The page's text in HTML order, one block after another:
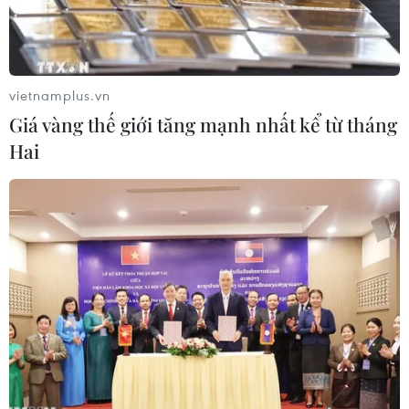
(Nguồn: Getty images)
Canxi là một khoáng chất thiết yếu cho sự phát
triển và duy trì sức khỏe. Việc thiếu canxi có thể
dẫn đến các vấn đề về xương, răng, cơ bắp,
thần kinh và tim mạch.
Tuy nhiên, không phải ai cũng biết thiếu canxi
vietnamplus.vn
Giá vàng thế giới tăng mạnh nhất kể từ tháng
Hai